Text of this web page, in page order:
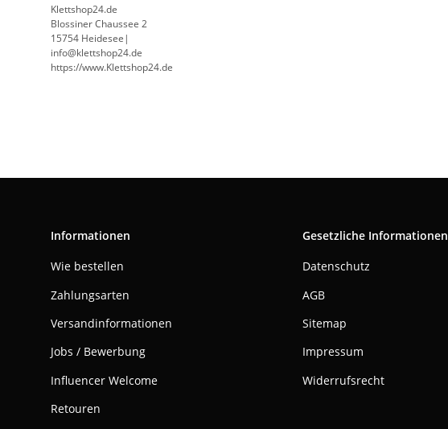
Klettshop24.de
Blossiner Chaussee 2
15754 Heidesee|
info@klettshop24.de
https://www.Klettshop24.de
Informationen
Wie bestellen
Zahlungsarten
Versandinformationen
Jobs / Bewerbung
Influencer Welcome
Retouren
Gesetzliche Informationen
Datenschutz
AGB
Sitemap
Impressum
Widerrufsrecht